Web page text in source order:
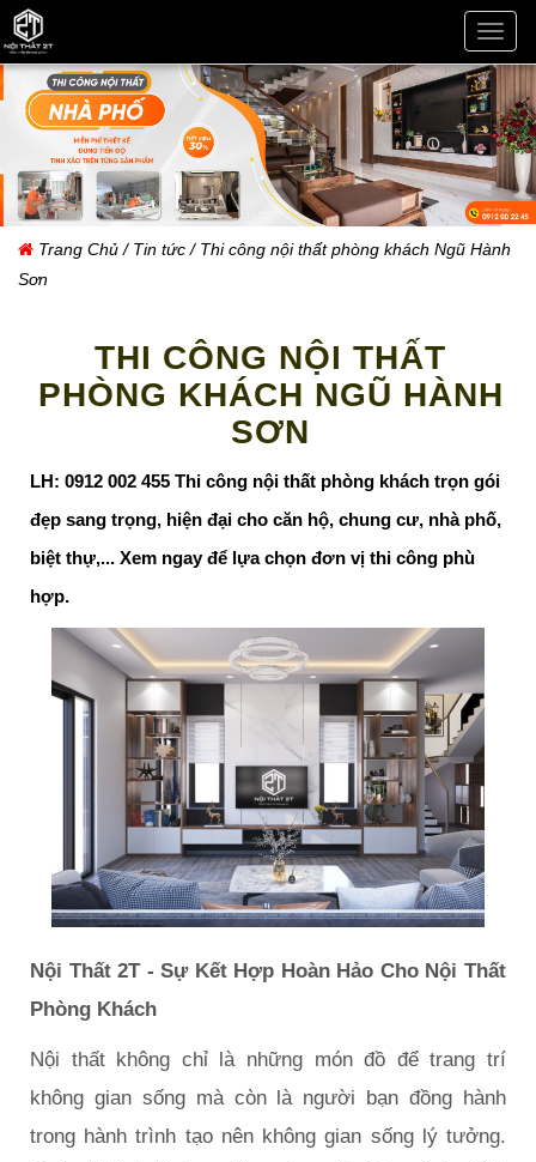
THI
NỘI
THẤT
ĐÀ
Trang Chủ/Tin tức/ Thi công nội thất phòng khách Ngũ Hành
Sơn
THI CÔNG NỘI THẤT
PHÒNG KHÁCH NGŨ HÀNH
SƠN
LH: 0912 002 455 Thi công nội thất phòng khách trọn gói
đẹp sang trọng, hiện đại cho căn hộ, chung cư, nhà phố,
biệt thự,... Xem ngay để lựa chọn đơn vị thi công phù
hợp.
Nội Thất 2T - Sự Kết Hợp Hoàn Hảo Cho Nội Thất
Phòng Khách
Nội thất không chỉ là những món đồ để trang trí
không gian sống mà còn là người bạn đồng hành
trong hành trình tạo nên không gian sống lý tưởng.